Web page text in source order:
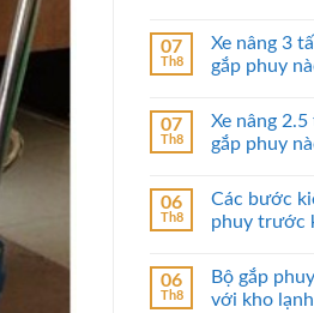
07
Th8
Xe nâng 3
gắp phuy
07
Th8
Xe nâng
gắp phuy
06
Th8
Các bước
phuy trước
06
Th8
Bộ gắp
với kho